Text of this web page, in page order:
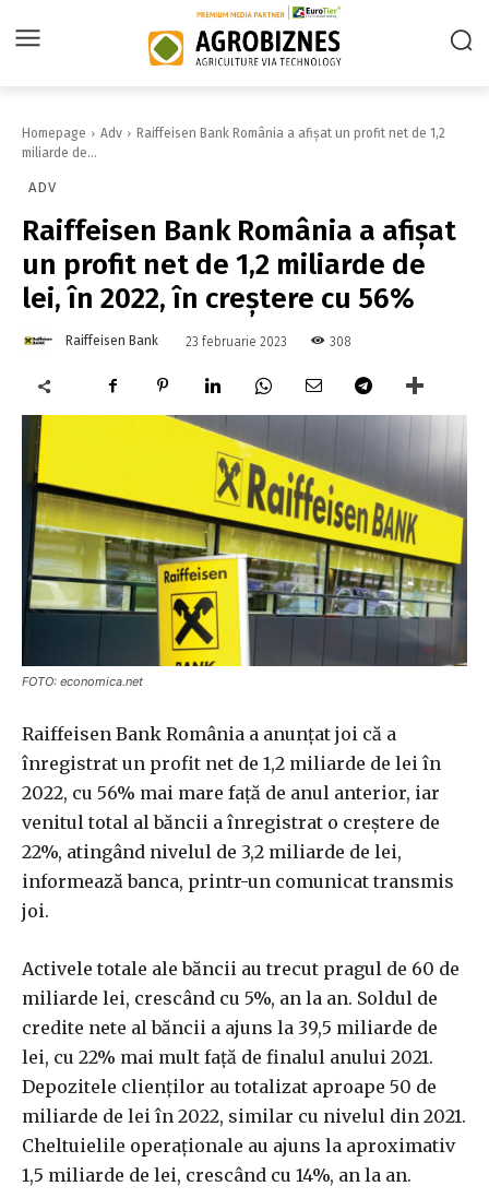
Homepage Adv
Raiffeisen Bank România a afişat un profit net de 1,2
miliarde de...
ADV
Raiffeisen Bank România a afişat
un profit net de 1,2 miliarde de
lei, în 2022, în creştere cu 56%
Raiffeisen Bank 23 februarie 2023 308
FOTO: economica.net
Raiffeisen Bank România a anunţat joi că a
înregistrat un profit net de 1,2 miliarde de lei în
2022, cu 56% mai mare faţă de anul anterior, iar
venitul total al băncii a înregistrat o creştere de
22%, atingând nivelul de 3,2 miliarde de lei,
informează banca, printr-un comunicat transmis
joi.
Activele totale ale băncii au trecut pragul de 60 de
miliarde lei, crescând cu 5%, an la an. Soldul de
credite nete al băncii a ajuns la 39,5 miliarde de
lei, cu 22% mai mult faţă de finalul anului 2021.
Depozitele clienţilor au totalizat aproape 50 de
miliarde de lei în 2022, similar cu nivelul din 2021.
Cheltuielile operaţionale au ajuns la aproximativ
1,5 miliarde de lei, crescând cu 14%, an la an.